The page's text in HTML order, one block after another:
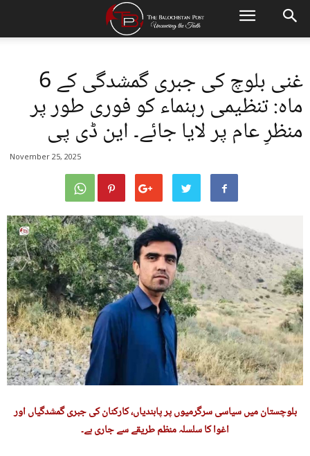
غنی بلوچ کی جبری گمشدگی کے 6
ماہ: تنظیمی رہنماء کو فوری طور پر
منظرِ عام پر لایا جائے۔ این ڈی پی
November 25, 2025
بلوچستان میں سیاسی سرگرمیوں پر پابندیاں، کارکنان کی جبری گمشدگیاں اور
اغوا کا سلسلہ منظم طریقے سے جاری ہے۔